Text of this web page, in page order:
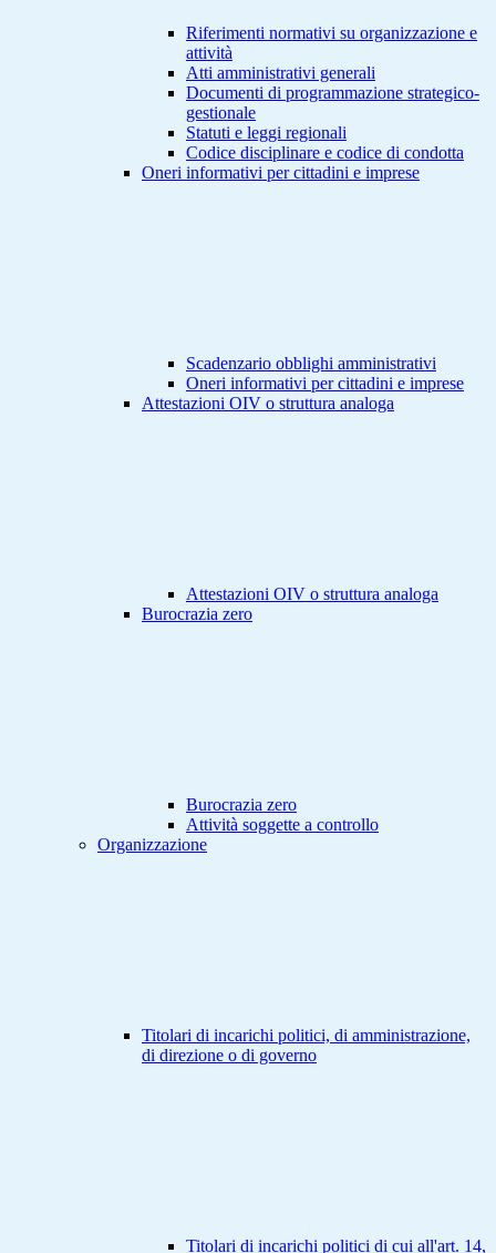
Riferimenti normativi su organizzazione e
attività
Atti amministrativi generali
Documenti di programmazione strategico-
gestionale
Statuti e leggi regionali
Codice disciplinare e codice di condotta
Oneri informativi per cittadini e imprese
Scadenzario obblighi amministrativi
Oneri informativi per cittadini e imprese
Attestazioni OIV o struttura analoga
Attestazioni OIV o struttura analoga
Burocrazia zero
Burocrazia zero
Attività soggette a controllo
Organizzazione
Titolari di incarichi politici, di amministrazione,
di direzione o di governo
Titolari di incarichi politici di cui all'art. 14,